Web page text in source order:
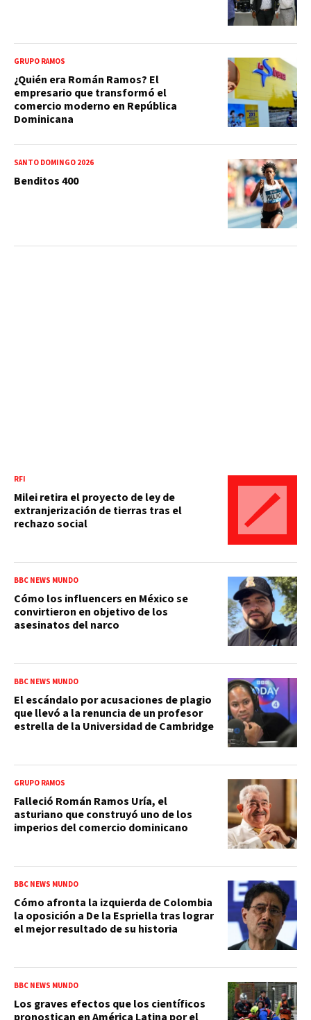
GRUPO RAMOS
¿Quién era Román Ramos? El
empresario que transformó el
comercio moderno en República
Dominicana
SANTO DOMINGO 2026
Benditos 400
RFI
Milei retira el proyecto de ley de
extranjerización de tierras tras el
rechazo social
BBC NEWS MUNDO
Cómo los influencers en México se
convirtieron en objetivo de los
asesinatos del narco
BBC NEWS MUNDO
El escándalo por acusaciones de plagio
que llevó a la renuncia de un profesor
estrella de la Universidad de Cambridge
GRUPO RAMOS
Falleció Román Ramos Uría, el
asturiano que construyó uno de los
imperios del comercio dominicano
BBC NEWS MUNDO
Cómo afronta la izquierda de Colombia
la oposición a De la Espriella tras lograr
el mejor resultado de su historia
BBC NEWS MUNDO
Los graves efectos que los científicos
pronostican en América Latina por el